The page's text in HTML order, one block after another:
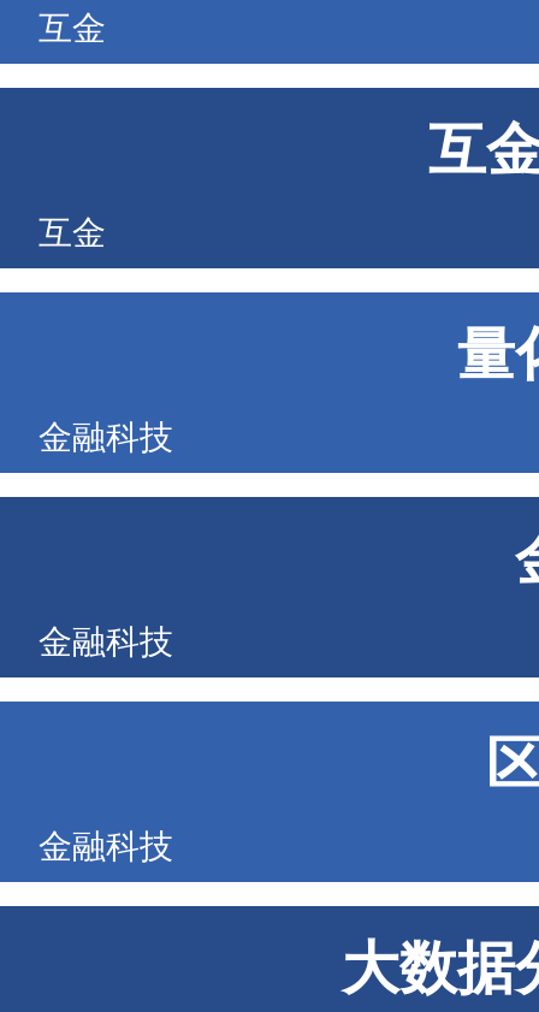
互金
互
互金
量
金融科技
金融科技
金融科技
大数据